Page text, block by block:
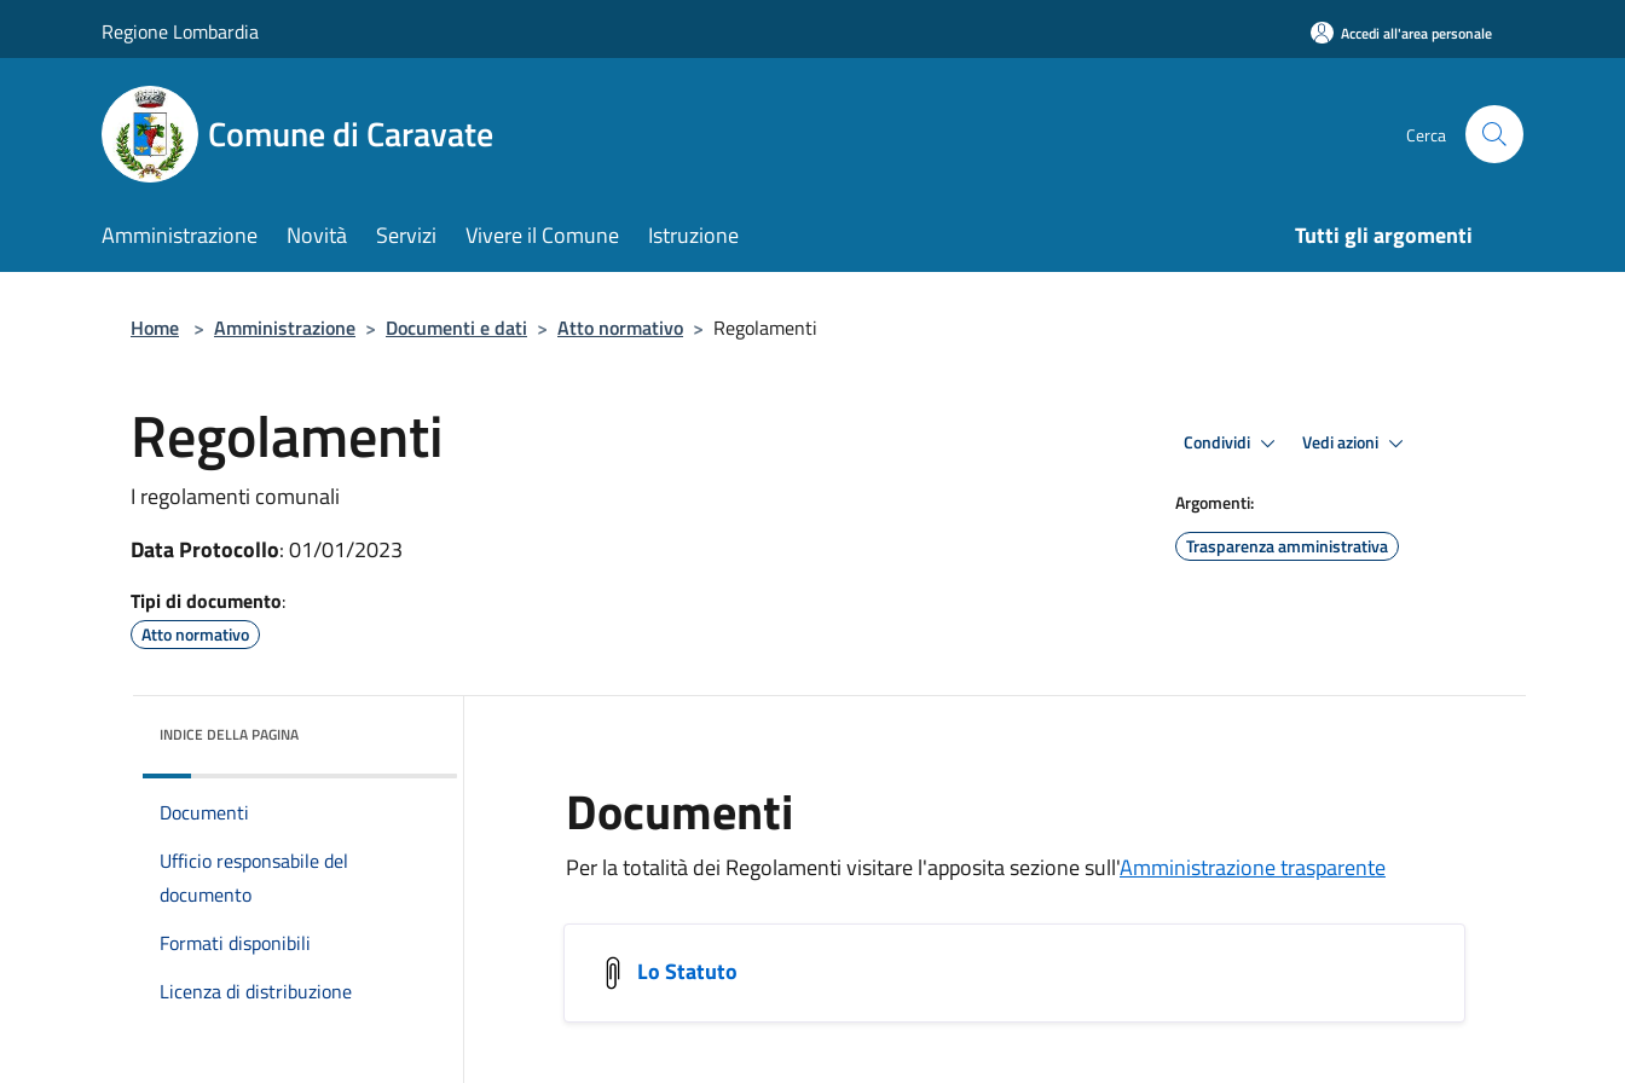
Regione Lombardia Accedi all'area personale
Comune di Caravate Cerca
Amministrazione Novità Servizi Vivere il Comune Istruzione Tutti gli argomenti
Home > Amministrazione > Documenti e dati > Atto normativo > Regolamenti
Regolamenti
I regolamenti comunali
Data Protocollo: 01/01/2023
Tipi di documento:
Atto normativo
Condividi Vedi azioni
Argomenti:
Trasparenza amministrativa
INDICE DELLA PAGINA
Documenti
Ufficio responsabile del
documento
Formati disponibili
Licenza di distribuzione
Documenti
Per la totalità dei Regolamenti visitare l'apposita sezione sull'Amministrazione trasparente
Lo Statuto